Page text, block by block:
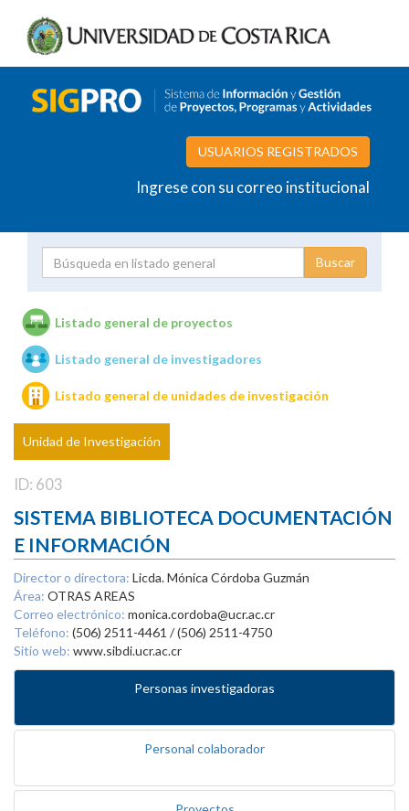
USUARIOS REGISTRADOS
Ingrese con su correo institucional
Unidades de investigación
Listado general de proyectos
Listado general de investigadores
Listado general de unidades de investigación
Unidad de Investigación
ID: 603
SISTEMA BIBLIOTECA DOCUMENTACIÓN
E INFORMACIÓN
Director o directora: Licda. Mónica Córdoba Guzmán
Área: OTRAS AREAS
Correo electrónico: monica.cordoba@ucr.ac.cr
Teléfono: (506) 2511-4461 / (506) 2511-4750
Sitio web: www.sibdi.ucr.ac.cr
Personas investigadoras
Personal colaborador